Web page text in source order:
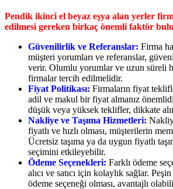
Pendik ikinci el beyaz eşya alan yerler
edilmesi gereken birkaç önemli faktör
Güvenilirlik ve Referanslar: Firma
müşteri yorumları ve referanslar,
verir. Olumlu yorumlar ve uzun süreli
firmalar tercih edilmelidir.
Fiyat Politikası: Firmaların fiyat
adil ve makul bir fiyat almanız
düşük veya yüksek teklifler, dikkate
Nakliye ve Taşıma Hizmetleri:
fiyatlı ve hızlı olması, müşterilerin
Ücretsiz taşıma ya da uygun fiyatlı
seçimini etkileyebilir.
Ödeme Seçenekleri: Farklı ödeme
alıcı ve satıcı için kolaylık sağlar.
ödeme seçeneği olması, avantajlı